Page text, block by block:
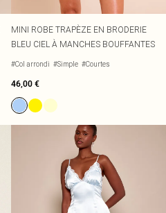
MINI ROBE TRAPÈZE EN BRODERIE
BLEU CIEL À MANCHES BOUFFANTES
#Col arrondi #Simple #Courtes
46,00 €